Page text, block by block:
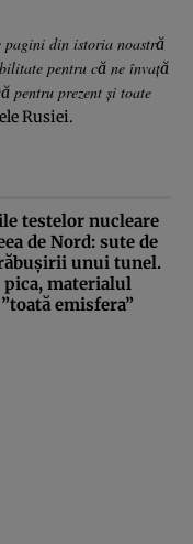
pagini din istoria noastră
pentru că ne învaţă
pentru prezent şi toate
Rusiei.
testelor nucleare
de Nord: sute de
unui tunel.
pica, materialul
emisfera”